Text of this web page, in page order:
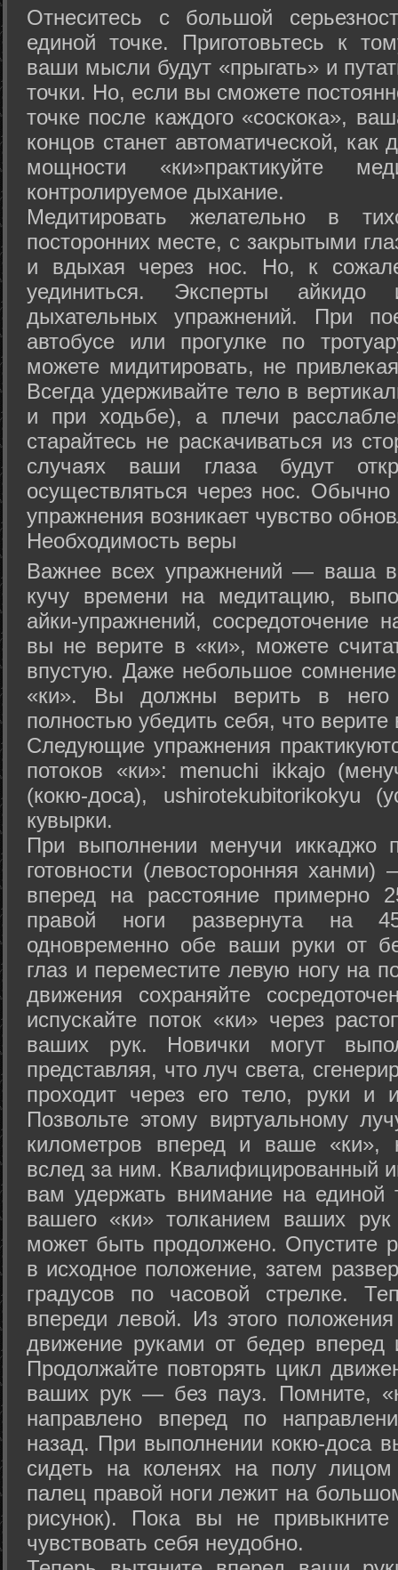
Отнеситесь с большой
единой точке. Приготовьтесь к
ваши мысли будут «прыгать» и
точки. Но, если вы сможете
точке после каждого «соскока»,
концов станет автоматической,
мощности «ки»практикуйте
контролируемое дыхание.
Медитировать желательно в
посторонних месте, с закрытыми
и вдыхая через нос. Но, к
уединиться. Эксперты айкидо
дыхательных упражнений. При
автобусе или прогулке по
можете мидитировать, не
Всегда удерживайте тело в
и при ходьбе), а плечи
старайтесь не раскачиваться из
случаях ваши глаза будут
осуществляться через нос. Обычно
упражнения возникает чувство
Необходимость веры
Важнее всех упражнений — ваша
кучу времени на медитацию,
айки-упражнений, сосредоточение
вы не верите в «ки», можете
впустую. Даже небольшое сомнение
«ки». Вы должны верить в
полностью убедить себя, что верите
Следующие упражнения
потоков «ки»: menuchi ikkajo
(кокю-доса), ushiro­tekubitori­kokyu
кувырки.
При выполнении менучи иккаджо
готовности (левосторонняя
вперед на расстояние примерно
правой ноги развернута на
одновременно обе ваши руки от
глаз и переместите левую ногу на
движения сохраняйте
испускайте поток «ки» через
ваших рук. Новички могут
представляя, что луч света,
проходит через его тело, руки и
Позвольте этому виртуальному
километров вперед и ваше «ки»,
вслед за ним. Квалифицированный
вам удержать внимание на единой
вашего «ки» толканием ваших
может быть продолжено. Опустите
в исходное положение, затем
градусов по часовой стрелке.
впереди левой. Из этого
движение руками от бедер вперед
Продолжайте повторять цикл
ваших рук — без пауз. Помните,
направлено вперед по
назад. При выполнении кокю-доса
сидеть на коленях на полу
палец правой ноги лежит на
рисунок). Пока вы не
чувствовать себя неудобно.